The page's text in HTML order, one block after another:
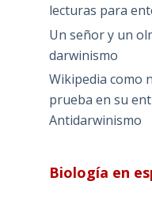
lecturas para
Un señor y un
darwinismo
Wikipedia como
prueba en su
Antidarwinismo
Biología en